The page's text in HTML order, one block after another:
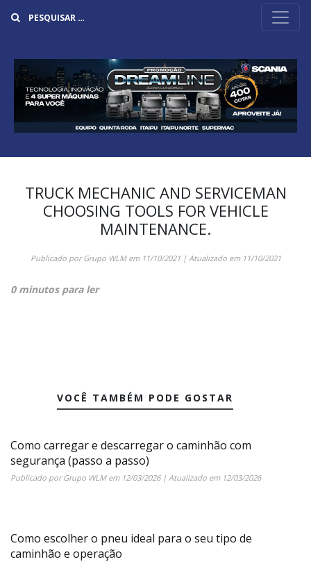
TRUCK MECHANIC AND SERVICEMAN
CHOOSING TOOLS FOR VEHICLE
MAINTENANCE.
Publicado porGrupo WLMem 11/10/2021| Atualizado em 11/10/2021
0 minutos para ler
VOCÊ TAMBÉM PODE GOSTAR
Como carregar e descarregar o caminhão com
segurança (passo a passo)
Publicado porGrupo WLMem 12/03/2026| Atualizado em 12/03/2026
Como escolher o pneu ideal para o seu tipo de
caminhão e operação